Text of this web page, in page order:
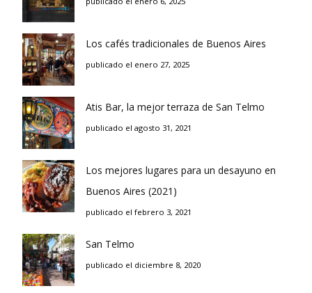
Los cafés tradicionales de Buenos Aires
publicado el enero 27, 2025
Atis Bar, la mejor terraza de San Telmo
publicado el agosto 31, 2021
Los mejores lugares para un desayuno en
Buenos Aires (2021)
publicado el febrero 3, 2021
San Telmo
publicado el diciembre 8, 2020